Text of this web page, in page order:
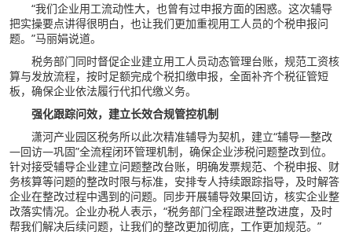
“我们企业用工流动性大，也曾有过申报方面的困惑。这次辅导
把实操要点讲得很明白，也让我们更加重视用工人员的个税申报问
题。”马丽娟说道。
税务部门同时督促企业建立用工人员动态管理台账，规范工资核
算与发放流程，按时足额完成个税扣缴申报，全面补齐个税征管短
板，确保企业依法履行代扣代缴义务。
强化跟踪问效，建立长效合规管控机制
潇河产业园区税务所以此次精准辅导为契机，建立“辅导—整改
—回访—巩固”全流程闭环管理机制，确保企业涉税问题整改到位。
针对接受辅导企业建立问题整改台账，明确发票规范、个税申报、财
务核算等问题的整改时限与标准，安排专人持续跟踪指导，及时解答
企业在整改过程中遇到的问题。同步开展辅导效果回访，核实企业整
改落实情况。企业办税人表示，“税务部门全程跟进整改进度，及时
帮我们解决后续问题，让我们的整改更加彻底，工作更加规范。”